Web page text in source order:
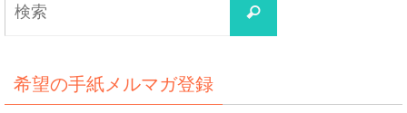
検
索
希望の手紙メルマガ登録